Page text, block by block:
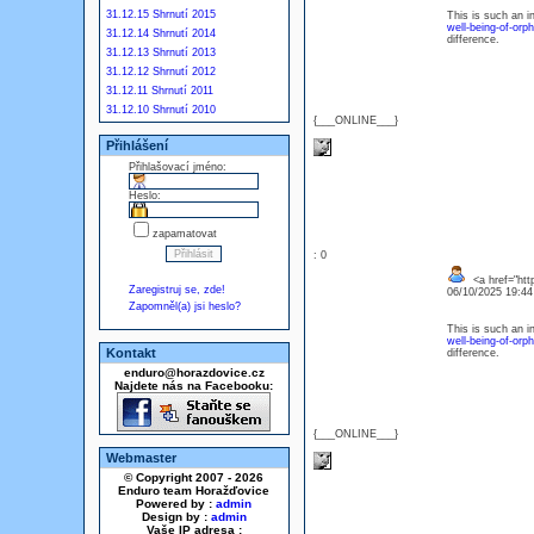
31.12.15 Shrnutí 2015
31.12.14 Shrnutí 2014
31.12.13 Shrnutí 2013
31.12.12 Shrnutí 2012
31.12.11 Shrnutí 2011
31.12.10 Shrnutí 2010
Přihlášení
Přihlašovací jméno:
Heslo:
zapamatovat
Zaregistruj se, zde!
Zapomněl(a) jsi heslo?
Kontakt
enduro@horazdovice.cz
Najdete nás na Facebooku:
Webmaster
© Copyright 2007 - 2026
Enduro team Horažďovice
Powered by : admin
Design by : admin
Vaše IP adresa :
{___ONLINE___}
This is such an
well-being-of-
difference.
: 0
{___ONLINE___}
<a
06/10/2025
This is such an
well-being-of-
difference.